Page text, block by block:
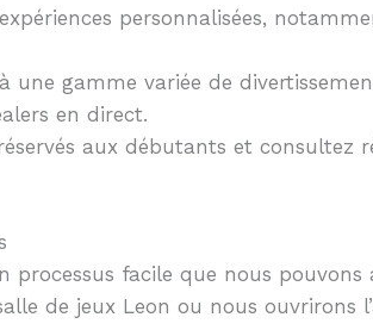
personnalisées,
une gamme variée de
en direct.
aux débutants et consultez
processus facile que nous pouvons
de jeux Leon ou nous ouvrirons